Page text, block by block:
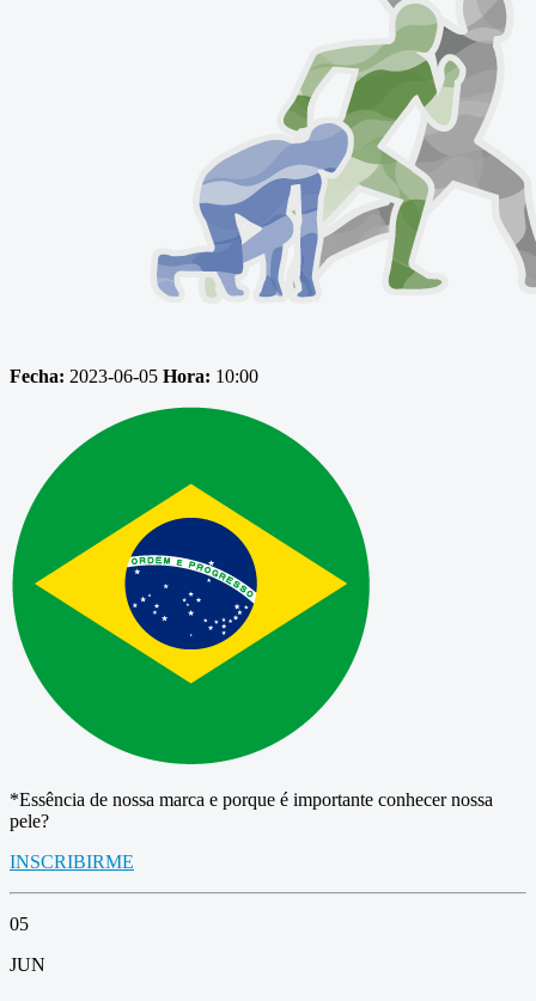
Fecha: 2023-06-05 Hora: 10:00
*Essência de nossa marca e porque é importante conhecer nossa
pele?
INSCRIBIRME
05
JUN